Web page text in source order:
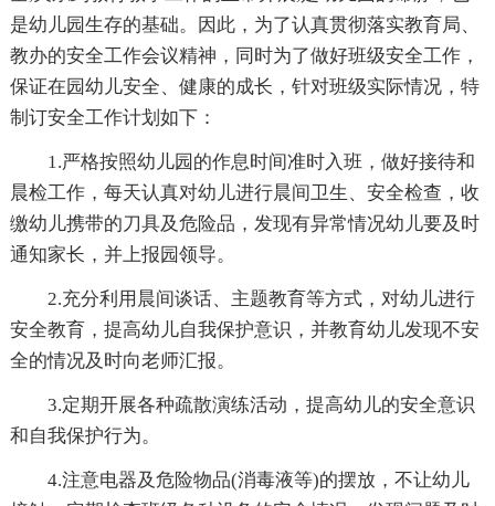
是幼儿园生存的基础。因此，为了认真贯彻落实教育局、
教办的安全工作会议精神，同时为了做好班级安全工作，
保证在园幼儿安全、健康的成长，针对班级实际情况，特
制订安全工作计划如下：
1.严格按照幼儿园的作息时间准时入班，做好接待和
晨检工作，每天认真对幼儿进行晨间卫生、安全检查，收
缴幼儿携带的刀具及危险品，发现有异常情况幼儿要及时
通知家长，并上报园领导。
2.充分利用晨间谈话、主题教育等方式，对幼儿进行
安全教育，提高幼儿自我保护意识，并教育幼儿发现不安
全的情况及时向老师汇报。
3.定期开展各种疏散演练活动，提高幼儿的安全意识
和自我保护行为。
4.注意电器及危险物品(消毒液等)的摆放，不让幼儿